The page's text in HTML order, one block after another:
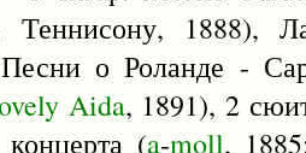
1888),
о Роланде -
Aida, 1891), 2
(a-moll,